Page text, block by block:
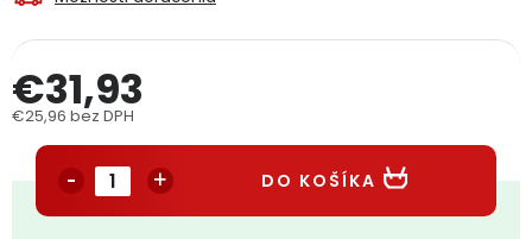
Obchodné podmienky Reklamačný poriadok
Podmienky ochrany osobných údajov
Přihlášení Registrace +
€31,93
€25,96 bez DPH
DO KOŠÍKA